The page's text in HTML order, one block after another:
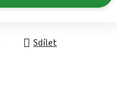
Sdílet